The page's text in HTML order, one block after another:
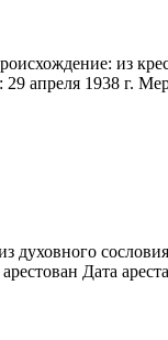
из
апреля 1938 г.
Дата